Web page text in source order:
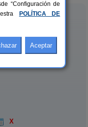
X
“Configuración de
POLÍTICA DE